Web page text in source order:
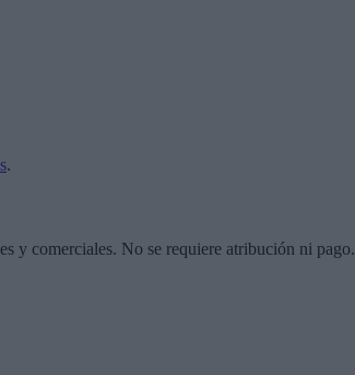
.
y comerciales. No se requiere atribución ni pago.